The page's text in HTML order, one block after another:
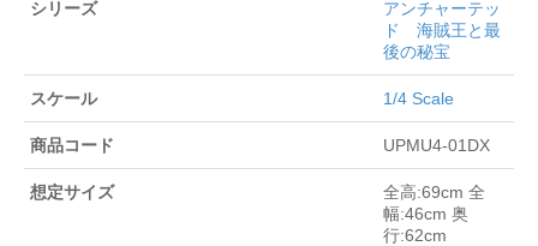
シリーズ
アンチャーテッ
ド 海賊王と最
後の秘宝
スケール 1/4 Scale
商品コード UPMU4-01DX
想定サイズ
全高:69cm 全
幅:46cm 奥
行:62cm